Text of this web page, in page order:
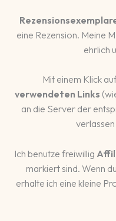
eine Rezension. Meine
ehrlich
Mit einem Klick
verwendeten Links
an die Server der
Ich benutze freiwillig
markiert sind. Wenn
erhalte ich eine kleine